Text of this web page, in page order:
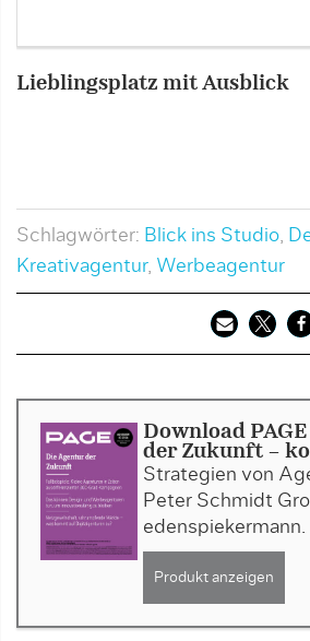
Lieblingsplatz mit Ausblick
Schlagwörter: Blick ins Studio,
Kreativagentur, Werbeagentur
Download
der Zukunft -
Strategien von
Peter Schmidt
edenspiekermann.
Produkt anzeigen